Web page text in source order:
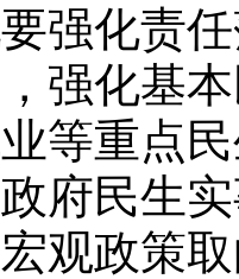
强化责
强化基
等重点
府民生
观政策